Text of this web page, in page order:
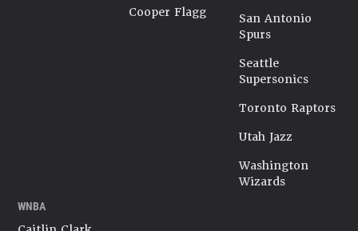
Cooper Flagg
San Antonio
Spurs
Seattle
Supersonics
Toronto Raptors
Utah Jazz
Washington
Wizards
WNBA